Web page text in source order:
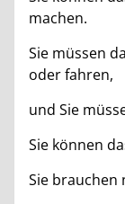
machen.
Sie müssen
oder fahren,
und Sie
Sie können
Sie brauchen